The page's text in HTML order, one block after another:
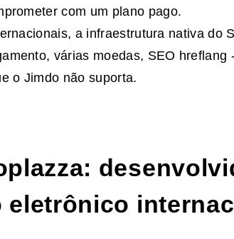
com um plano pago.
a infraestrutura nativa do
várias moedas, SEO hreflang
o Jimdo não suporta.
eletrônico